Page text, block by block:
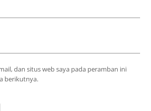
dan situs web saya pada peramban ini
berikutnya.